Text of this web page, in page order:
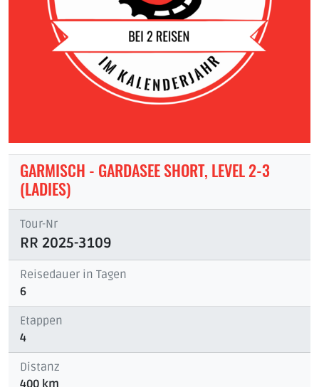
GARMISCH - GARDASEE SHORT, LEVEL 2-3
(LADIES)
Tour-Nr
RR 2025-3109
Reisedauer in Tagen
6
Etappen
4
Distanz
400 km